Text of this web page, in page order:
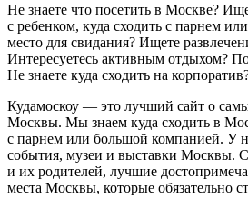
Не знаете что посетить в Москве?
с ребенком, куда сходить с парнем
место для свидания? Ищете
Интересуетесь активным отдыхом?
Не знаете куда сходить на
Кудамоскоу — это лучший сайт о
Москвы. Мы знаем куда сходить в
с парнем или большой компанией. У
события, музеи и выставки Москвы.
и их родителей, лучшие
места Москвы, которые обязательно